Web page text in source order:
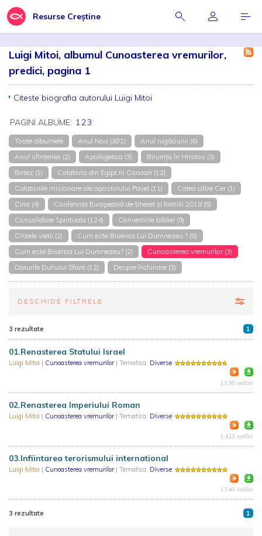
Resurse Creștine
Luigi Mitoi, albumul Cunoasterea vremurilor,
predici, pagina 1
Citeste biografia autorului Luigi Mitoi
PAGINI ALBUME: 123
Toate albumele Anul Nou (381)
Anul rugăciunii (6)
Anul sfințeniei (2)
Apologetica (3)
Biruința în Hristos (3)
Botez (1)
Calatoria din Egipt in Canaan (12)
Calatoriile misionare ale apostolului Pavel (11)
Calea către Cer (1)
Cina (4)
Conferința Europeană de tineret și familii 2019 (5)
Consolidare Spirituala (124)
Convertirile bibliei (9)
Crizele vietii (2)
Cum este Biserica Lui Dumnezeu ? (5)
Cum este Biserica Lui Dumnezeu? (2)
Cunoasterea vremurilor (3)
Darurile Duhului Sfant (12)
Despre închinare (3)
DESCHIDE FILTRELE
3 rezultate 1
01.Renasterea Statului Israel
Luigi Mitoi | Cunoasterea vremurilor | Tematica: Diverse
1.936 redări
02.Renasterea Imperiului Roman
Luigi Mitoi | Cunoasterea vremurilor | Tematica: Diverse
1.413 redări
03.Infiintarea terorismului international
Luigi Mitoi | Cunoasterea vremurilor | Tematica: Diverse
1.740 redări
3 rezultate 1